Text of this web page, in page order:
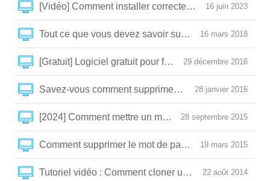
16 juin 2023
[Vidéo] Comment installer correctement un SSD et
16 mars 2018
Tout ce que vous devez savoir sur la SLC/MLC/TLC/
29 décembre 2016
[Gratuit] Logiciel gratuit pour filmer son écran du PC
28 janvier 2016
Savez-vous comment supprimer le mot de passe
28 septembre 2015
19 mars 2015
Comment supprimer le mot de passe BIOS perdu ?
22 août 2014
Tutoriel vidéo : Comment cloner un HDD/SSD sous